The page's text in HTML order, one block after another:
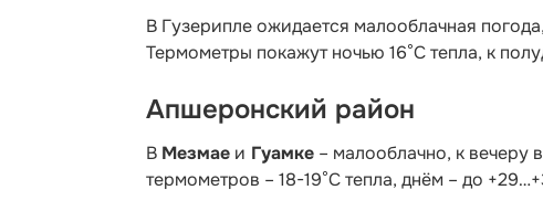
В Гузерипле ожидается малооблачная
Термометры покажут ночью 16°С тепла, к
Апшеронский район
В Мезмае и Гуамке – малооблачно, к вечеру
термометров – 18-19°С тепла, днём – до